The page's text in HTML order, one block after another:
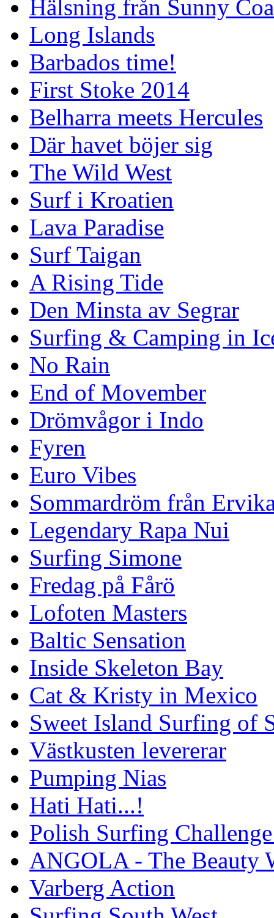
Hälsning från Sunny
Long Islands
Barbados time!
First Stoke 2014
Belharra meets Hercules
Där havet böjer sig
The Wild West
Surf i Kroatien
Lava Paradise
Surf Taigan
A Rising Tide
Den Minsta av Segrar
Surfing & Camping in
No Rain
End of Movember
Drömvågor i Indo
Fyren
Euro Vibes
Sommardröm från
Legendary Rapa Nui
Surfing Simone
Fredag på Fårö
Lofoten Masters
Baltic Sensation
Inside Skeleton Bay
Cat & Kristy in Mexico
Sweet Island Surfing of
Västkusten levererar
Pumping Nias
Hati Hati...!
Polish Surfing
ANGOLA - The Beauty
Varberg Action